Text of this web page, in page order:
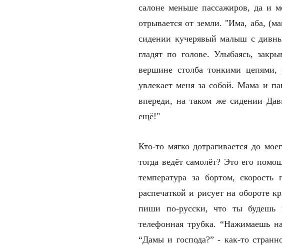
салоне меньше пассажиров, да и
отрывается от земли. "Има, аба,
сидении кучерявый малыш с
гладят по голове. Улыбаясь,
вершине столба тонкими цепями,
увлекает меня за собой. Мама и
впереди, на таком же сидении
ещё!"
Кто-то мягко дотрагивается до
тогда ведёт самолёт? Это его
температура за бортом,
распечаткой и рисует на обороте
пиши по-русски, что ты будешь
телефонная трубка. “Нажимаешь
“Дамы и господа?” - как-то